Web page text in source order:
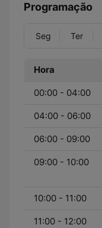
Programação
Seg Ter
Hora
00:00 - 04:00
04:00 - 06:00
06:00 - 09:00
09:00 - 10:00
10:00 - 11:00
11:00 - 12:00